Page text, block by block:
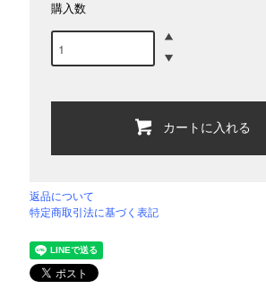
購入数
カートに入れる
返品について
特定商取引法に基づく表記